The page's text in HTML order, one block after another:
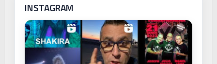
INSTAGRAM